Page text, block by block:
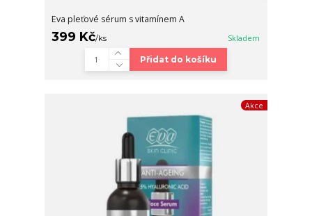
Eva pleťové sérum s vitamínem A
399 Kč/ks Skladem
Přidat do košíku
Akce